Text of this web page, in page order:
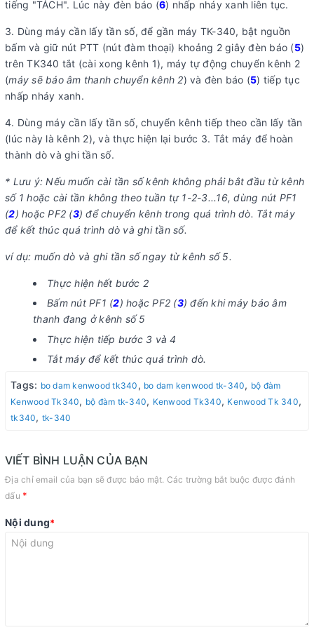
tiếng "TÁCH". Lúc này đèn báo (6) nhấp nháy xanh liên tục.
3. Dùng máy cần lấy tần số, để gần máy TK-340, bật nguồn
bấm và giữ nút PTT (nút đàm thoại) khoảng 2 giây đèn báo (5)
trên TK340 tắt (cài xong kênh 1), máy tự động chuyển kênh 2
(máy sẽ báo âm thanh chuyển kênh 2) và đèn báo (5) tiếp tục
nhấp nháy xanh.
4. Dùng máy cần lấy tần số, chuyển kênh tiếp theo cần lấy tần
(lúc này là kênh 2), và thực hiện lại bước 3. Tắt máy để hoàn
thành dò và ghi tần số.
* Lưu ý: Nếu muốn cài tần số kênh không phải bắt đầu từ kênh
số 1 hoặc cài tần không theo tuần tự 1-2-3...16, dùng nút PF1
(2) hoặc PF2 (3) để chuyển kênh trong quá trình dò. Tắt máy
để kết thúc quá trình dò và ghi tần số.
ví dụ: muốn dò và ghi tần số ngay từ kênh số 5.
Thực hiện hết bước 2
Bấm nút PF1 (2) hoặc PF2 (3) đến khi máy báo âm
thanh đang ở kênh số 5
Thực hiện tiếp bước 3 và 4
Tắt máy để kết thúc quá trình dò.
Tags: bo dam kenwood tk340 , bo dam kenwood tk-340, bộ đàm
Kenwood Tk340, bộ đàm tk-340, Kenwood Tk340, Kenwood Tk 340,
tk340, tk-340
VIẾT BÌNH LUẬN CỦA BẠN
Địa chỉ email của bạn sẽ được bảo mật. Các trường bắt buộc được đánh
dấu *
Nội dung*